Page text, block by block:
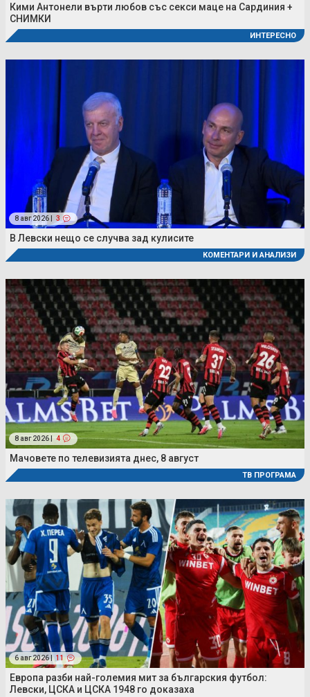
Кими Антонели върти любов със секси маце на Сардиния +
СНИМКИ
ИНТЕРЕСНО
8 авг 2026 | 3
В Левски нещо се случва зад кулисите
КОМЕНТАРИ И АНАЛИЗИ
8 авг 2026 | 4
Мачовете по телевизията днес, 8 август
ТВ ПРОГРАМА
6 авг 2026 | 11
Европа разби най-големия мит за българския футбол:
Левски, ЦСКА и ЦСКА 1948 го доказаха